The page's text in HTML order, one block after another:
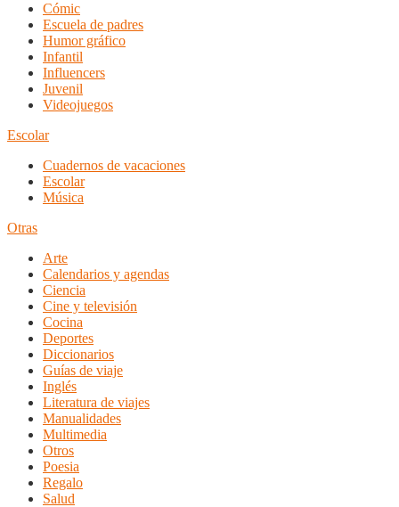
Cómic
Escuela de padres
Humor gráfico
Infantil
Influencers
Juvenil
Videojuegos
Escolar
Cuadernos de vacaciones
Escolar
Música
Otras
Arte
Calendarios y agendas
Ciencia
Cine y televisión
Cocina
Deportes
Diccionarios
Guías de viaje
Inglés
Literatura de viajes
Manualidades
Multimedia
Otros
Poesia
Regalo
Salud